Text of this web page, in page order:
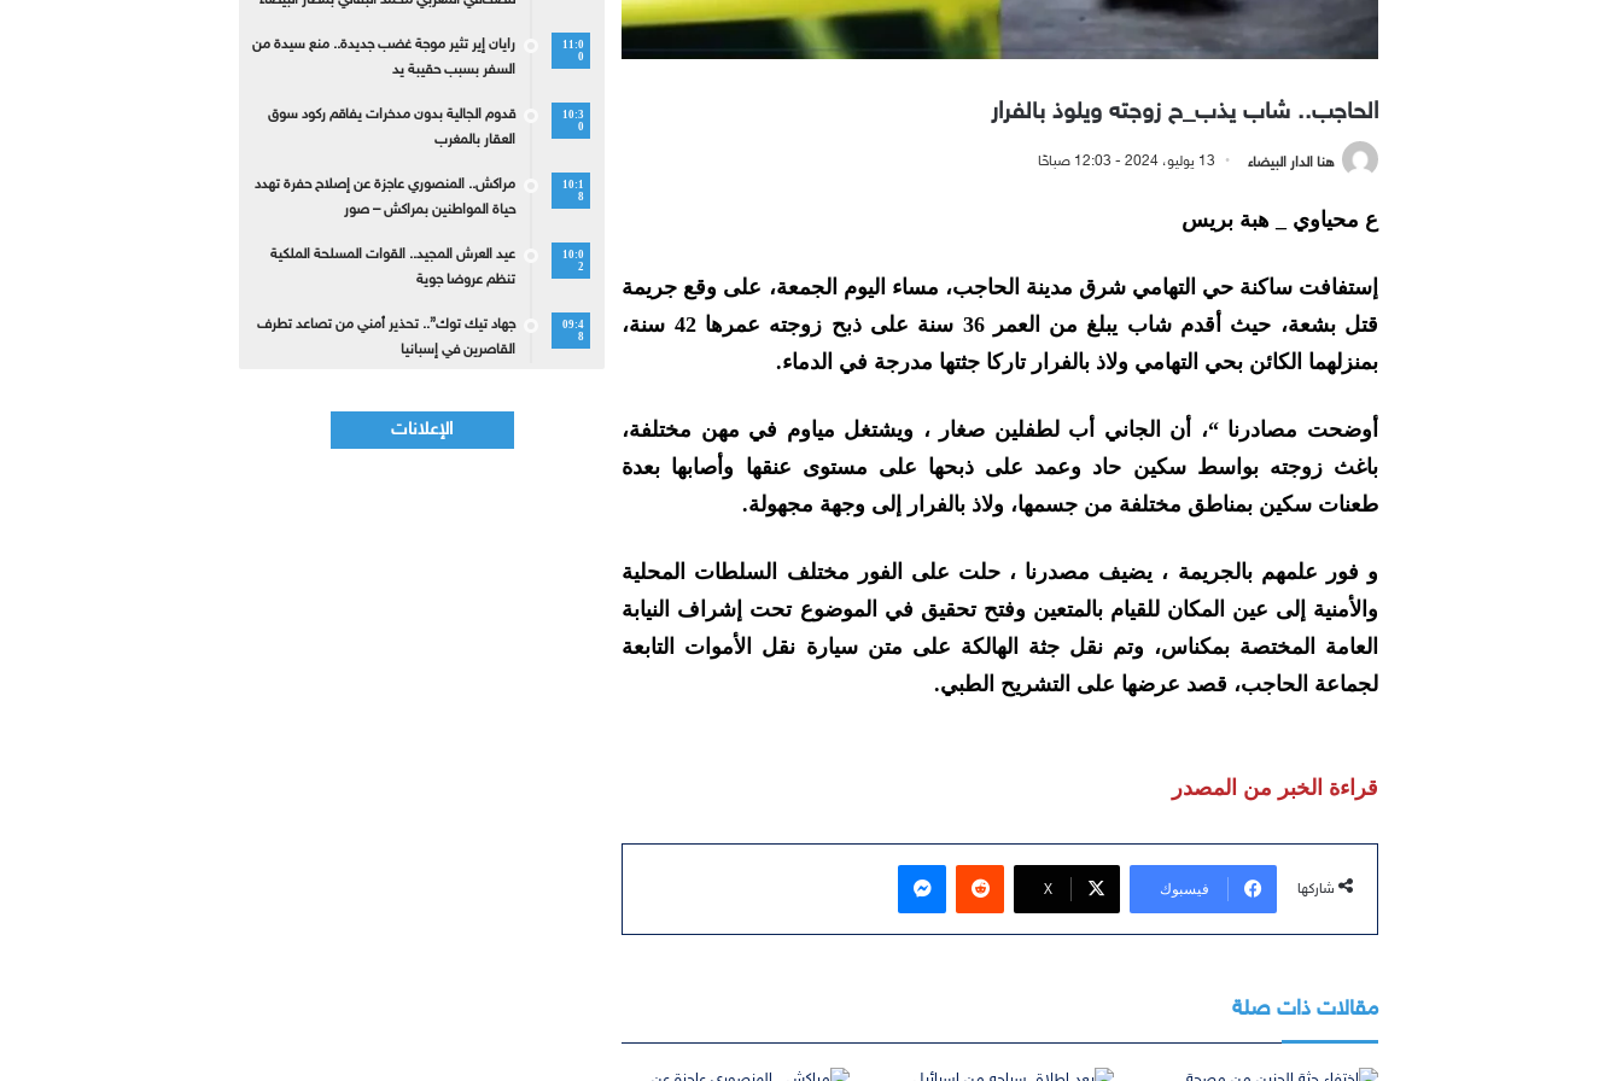
الحاجب.. شاب يذب_ح زوجته ويلوذ بالفرار
هنا الدار البيضاء 13 يوليو، 2024 - 12:03 صباحًا
ع محياوي _ هبة بريس
إستفافت ساكنة حي التهامي شرق مدينة الحاجب، مساء اليوم الجمعة، على وقع جريمة
قتل بشعة، حيث أقدم شاب يبلغ من العمر 36 سنة على ذبح زوجته عمرها 42 سنة،
بمنزلهما الكائن بحي التهامي ولاذ بالفرار تاركا جثتها مدرجة في الدماء.
أوضحت مصادرنا “، أن الجاني أب لطفلين صغار ، ويشتغل مياوم في مهن مختلفة،
باغث زوجته بواسط سكين حاد وعمد على ذبحها على مستوى عنقها وأصابها بعدة
طعنات سكين بمناطق مختلفة من جسمها، ولاذ بالفرار إلى وجهة مجهولة.
و فور علمهم بالجريمة ، يضيف مصدرنا ، حلت على الفور مختلف السلطات المحلية
والأمنية إلى عين المكان للقيام بالمتعين وفتح تحقيق في الموضوع تحت إشراف النيابة
العامة المختصة بمكناس، وتم نقل جثة الهالكة على متن سيارة نقل الأموات التابعة
لجماعة الحاجب، قصد عرضها على التشريح الطبي.
قراءة الخبر من المصدر
شاركها فيسبوك ‫X
ماسنجر
مقالات ذات صلة
11:0
0
رايان إير تثير موجة غضب جديدة.. منع سيدة من
السفر بسبب حقيبة يد
10:3
0
قدوم الجالية بدون مدخرات يفاقم ركود سوق
العقار بالمغرب
10:1
8
مراكش.. المنصوري عاجزة عن إصلاح حفرة تهدد
حياة المواطنين بمراكش – صور
10:0
2
عيد العرش المجيد.. القوات المسلحة الملكية
تنظم عروضا جوية
09:4
8
جهاد تيك توك”.. تحذير أمني من تصاعد تطرف
القاصرين في إسبانيا
الإعلانات